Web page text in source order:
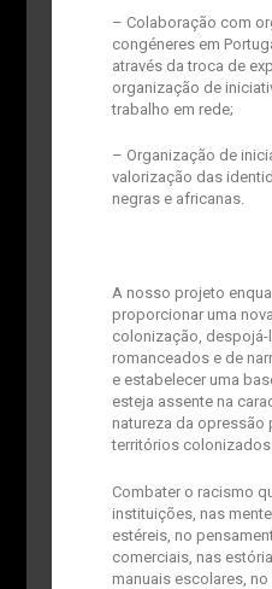
– Colaboração com
congéneres em
através da troca de
organização de
trabalho em rede;
– Organização de
valorização das
negras e africanas.
A nosso projeto
proporcionar uma
colonização, despojá-
romanceados e de
e estabelecer uma
esteja assente na
natureza da opressão
territórios colonizados.
Combater o racismo
instituições, nas
estéreis, no
comerciais, nas
manuais escolares,